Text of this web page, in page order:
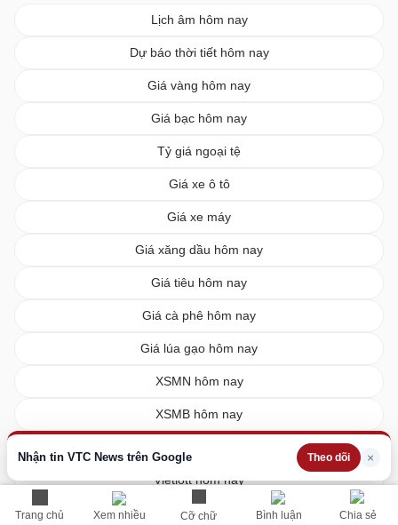
Trang chủ Xem nhiều Cỡ chữ Bình luận Chia sẻ
Nhận tin VTC News trên Google Theo dõi ×
Lịch âm hôm nay
Dự báo thời tiết hôm nay
Giá vàng hôm nay
Giá bạc hôm nay
Tỷ giá ngoại tệ
Giá xe ô tô
Giá xe máy
Giá xăng dầu hôm nay
Giá tiêu hôm nay
Giá cà phê hôm nay
Giá lúa gạo hôm nay
XSMN hôm nay
XSMB hôm nay
Vietlott hôm nay